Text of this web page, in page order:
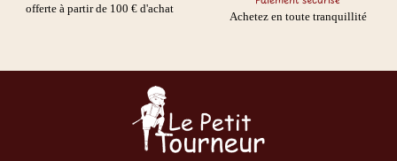
offerte à partir de 100 € d'achat
Achetez en toute tranquillité